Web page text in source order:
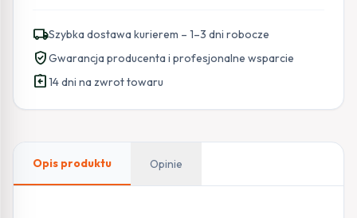
Wkrętaków
Xiaomi
Mi
Precision
in-
local_shippingSzybka dostawa kurierem – 1–3 dni robocze
verified_userGwarancja producenta i profesjonalne wsparcie
assignment_return14 dni na zwrot towaru
Opis produktu Opinie